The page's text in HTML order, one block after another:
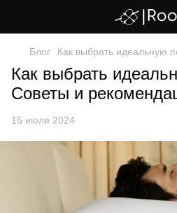
Блог Как выбрать идеальную
Как выбрать
Советы и
15 июля 2024